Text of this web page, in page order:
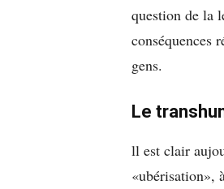
question de la
conséquences
gens.
Le
ll est clair
«ubérisation»,